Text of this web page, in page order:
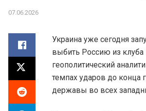
07.06.2026
Украина уже сегодня
выбить Россию из клуба
геополитический
темпах ударов до конца
державы во всех